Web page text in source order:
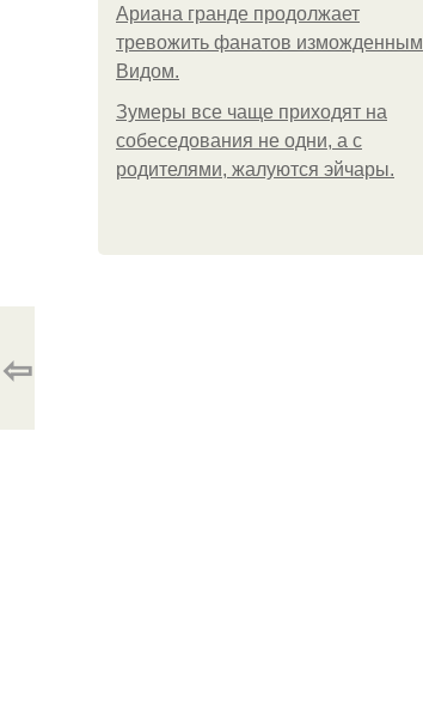
Ариана гранде продолжает
тревожить фанатов изможденным
Видом.
Зумеры все чаще приходят на
собеседования не одни, а с
родителями, жалуются эйчары.
⇦